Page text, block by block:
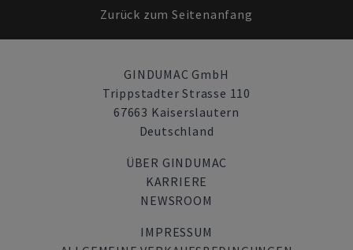
Zurück zum Seitenanfang
GINDUMAC GmbH
Trippstadter Strasse 110
67663 Kaiserslautern
Deutschland
ÜBER GINDUMAC
KARRIERE
NEWSROOM
IMPRESSUM